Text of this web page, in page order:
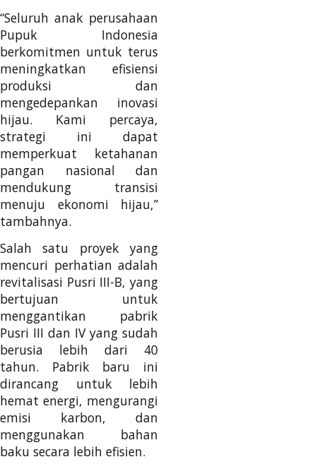
“Seluruh anak perusahaan
Pupuk Indonesia
berkomitmen untuk terus
meningkatkan efisiensi
produksi dan
mengedepankan inovasi
hijau. Kami percaya,
strategi ini dapat
memperkuat ketahanan
pangan nasional dan
mendukung transisi
menuju ekonomi hijau,”
tambahnya.
Salah satu proyek yang
mencuri perhatian adalah
revitalisasi Pusri III-B, yang
bertujuan untuk
menggantikan pabrik
Pusri III dan IV yang sudah
berusia lebih dari 40
tahun. Pabrik baru ini
dirancang untuk lebih
hemat energi, mengurangi
emisi karbon, dan
menggunakan bahan
baku secara lebih efisien.